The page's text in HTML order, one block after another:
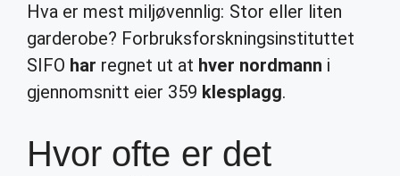
Hva er mest miljøvennlig: Stor eller liten
garderobe? Forbruksforskningsinstituttet
SIFO har regnet ut at hver nordmann i
gjennomsnitt eier 359 klesplagg.
Hvor ofte er det